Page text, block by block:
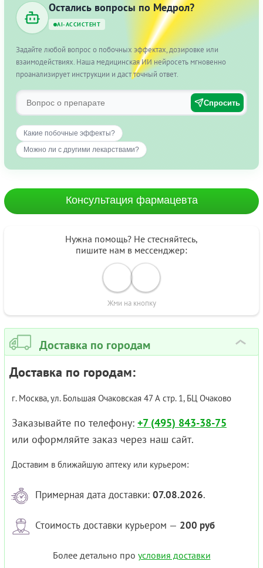
Остались вопросы по Медрол?
AI-АССИСТЕНТ
Задайте любой вопрос о побочных эффектах, дозировке или
взаимодействиях. Наша медицинская ИИ нейросеть мгновенно
проанализирует инструкции и даст точный ответ.
Спросить
Какие побочные эффекты?
Можно ли с другими лекарствами?
Консультация фармацевта
Нужна помощь? Не стесняйтесь,
пишите нам в мессенджер:
Жми на кнопку
Доставка по городам ›
Доставка по городам:
г. Москва, ул. Большая Очаковская 47 А стр. 1, БЦ Очаково
Заказывайте по телефону: +7 (495) 843-38-75
или оформляйте заказ через наш сайт.
Доставим в ближайшую аптеку или курьером:
Примерная дата доставки: 07.08.2026.
Стоимость доставки курьером — 200 руб
Более детально про условия доставки